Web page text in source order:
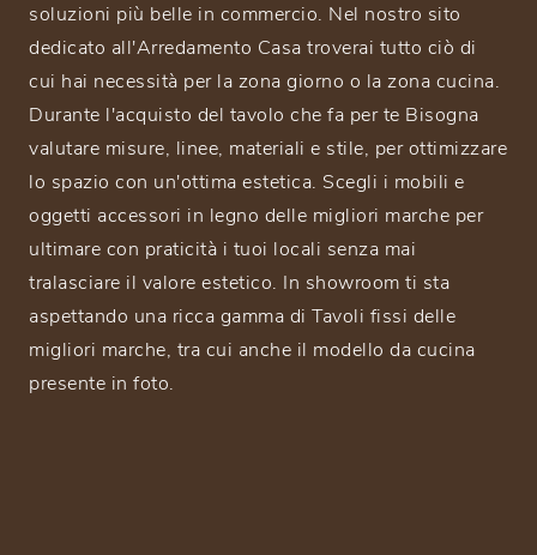
soluzioni più belle in commercio. Nel nostro sito
dedicato all'Arredamento Casa troverai tutto ciò di
cui hai necessità per la zona giorno o la zona cucina.
Durante l'acquisto del tavolo che fa per te Bisogna
valutare misure, linee, materiali e stile, per ottimizzare
lo spazio con un'ottima estetica. Scegli i mobili e
oggetti accessori in legno delle migliori marche per
ultimare con praticità i tuoi locali senza mai
tralasciare il valore estetico. In showroom ti sta
aspettando una ricca gamma di Tavoli fissi delle
migliori marche, tra cui anche il modello da cucina
presente in foto.